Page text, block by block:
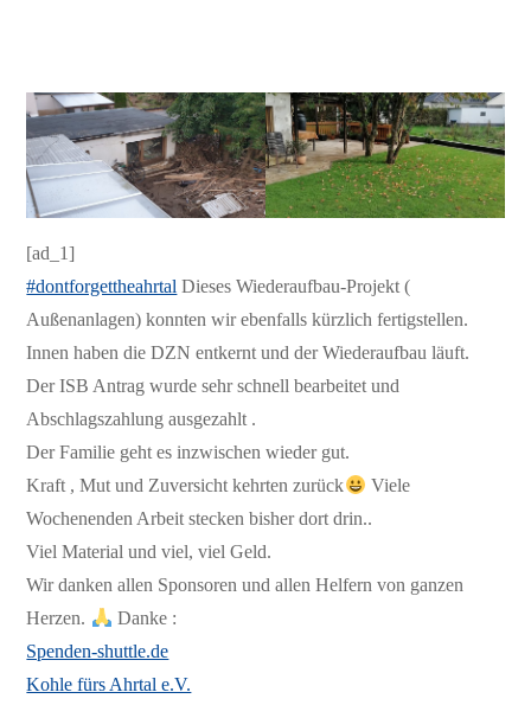
[ad_1]
#dontforgettheahrtal Dieses Wiederaufbau-Projekt (
Außenanlagen) konnten wir ebenfalls kürzlich fertigstellen.
Innen haben die DZN entkernt und der Wiederaufbau läuft.
Der ISB Antrag wurde sehr schnell bearbeitet und
Abschlagszahlung ausgezahlt .
Der Familie geht es inzwischen wieder gut.
Kraft , Mut und Zuversicht kehrten zurück
Viele
Wochenenden Arbeit stecken bisher dort drin..
Viel Material und viel, viel Geld.
Wir danken allen Sponsoren und allen Helfern von ganzen
Herzen.
Danke :
Spenden-shuttle.de
Kohle fürs Ahrtal e.V.